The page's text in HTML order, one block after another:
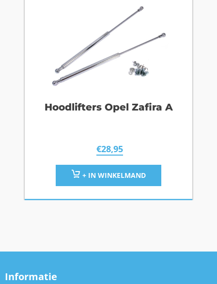
Hoodlifters Opel Zafira A
€28,95
+ IN WINKELMAND
Informatie